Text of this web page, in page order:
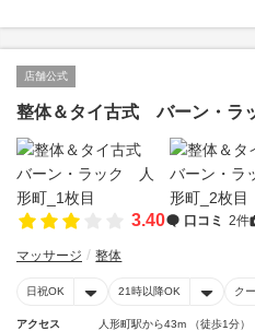
店舗公式
整体＆タイ古式 バーン・ラ
3.40 口コミ 2件
マッサージ 整体
日祝OK 21時以降OK ク
アクセス
人形町駅から43m （徒歩1分）